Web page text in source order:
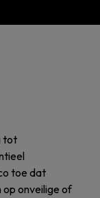
tot
toe dat
onveilige of